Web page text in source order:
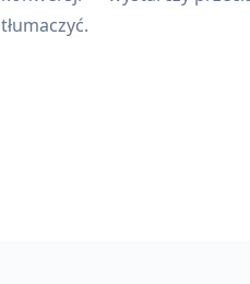
tłumaczyć.